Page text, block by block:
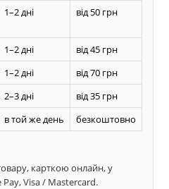
1–2 дні від 50 грн
1–2 дні
від 45 грн
1–2 дні
від 70 грн
2–3 дні
від 35 грн
в той же день безкоштовно
карткою онлайн, у
Pay, Visa / Mastercard.